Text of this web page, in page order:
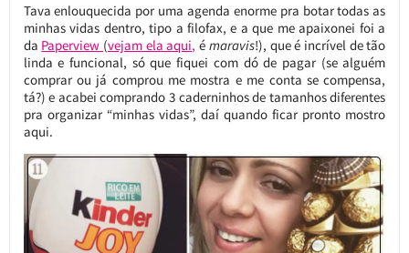
Tava enlouquecida por uma agenda enorme pra botar todas as
minhas vidas dentro, tipo a filofax, e a que me apaixonei foi a
da Paperview (vejam ela aqui, é maravis!), que é incrível de tão
linda e funcional, só que fiquei com dó de pagar (se alguém
comprar ou já comprou me mostra e me conta se compensa,
tá?) e acabei comprando 3 caderninhos de tamanhos diferentes
pra organizar “minhas vidas”, daí quando ficar pronto mostro
aqui.